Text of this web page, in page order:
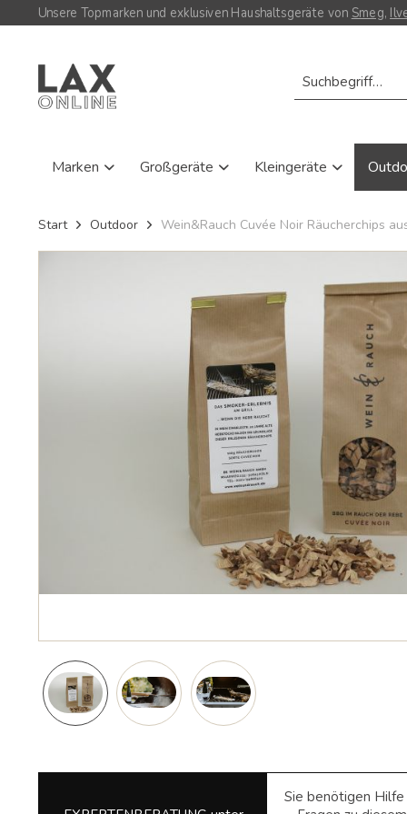
Unsere Topmarken und exklusiven Haushaltsgeräte von Smeg,
Marken Großgeräte Kleingeräte
Start Outdoor Wein&Rauch Cuvée Noir Räucherchips
Sie benötigen